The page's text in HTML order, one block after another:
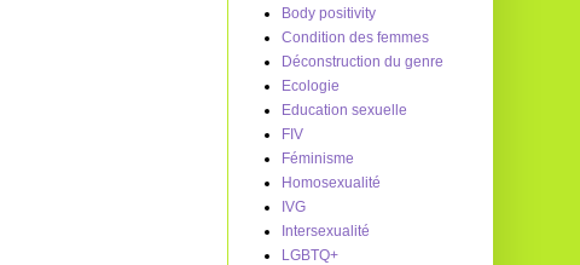
Body positivity
Condition des femmes
Déconstruction du genre
Ecologie
Education sexuelle
FIV
Féminisme
Homosexualité
IVG
Intersexualité
LGBTQ+